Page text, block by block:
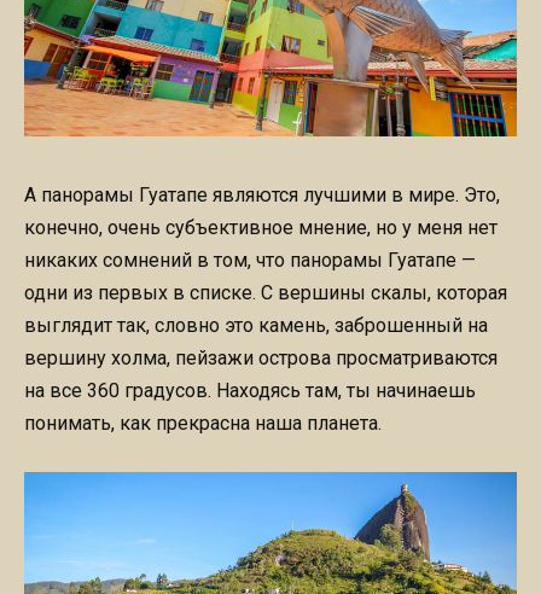
А панорамы Гуатапе являются лучшими в мире. Это,
конечно, очень субъективное мнение, но у меня нет
никаких сомнений в том, что панорамы Гуатапе —
одни из первых в списке. С вершины скалы, которая
выглядит так, словно это камень, заброшенный на
вершину холма, пейзажи острова просматриваются
на все 360 градусов. Находясь там, ты начинаешь
понимать, как прекрасна наша планета.